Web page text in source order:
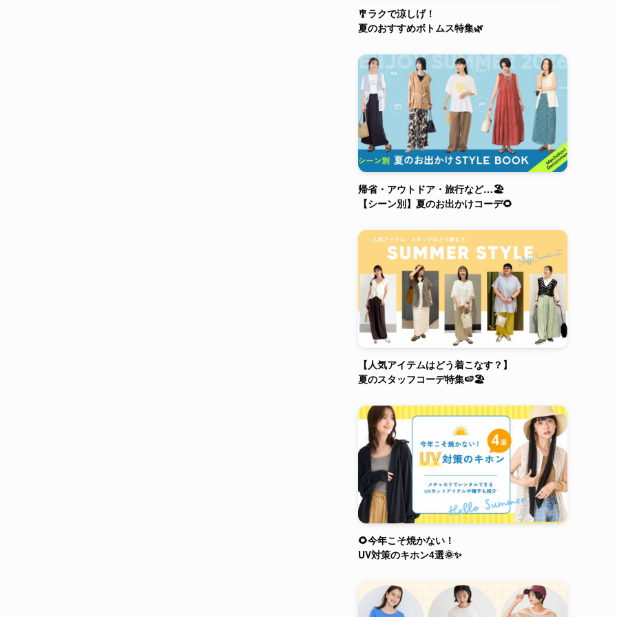
🎐ラクで涼しげ！
夏のおすすめボトムス特集🌿
帰省・アウトドア・旅行など…🏖️
【シーン別】夏のお出かけコーデ🌻
【人気アイテムはどう着こなす？】
夏のスタッフコーデ特集🍉🏖️
🌻今年こそ焼かない！
UV対策のキホン4選🌞✨